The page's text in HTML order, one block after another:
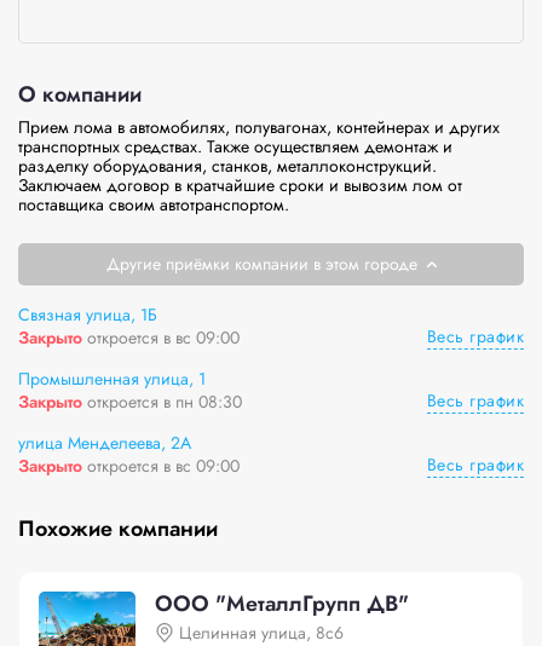
О компании
Прием лома в автомобилях, полувагонах, контейнерах и других
транспортных средствах. Также осуществляем демонтаж и
разделку оборудования, станков, металлоконструкций.
Заключаем договор в кратчайшие сроки и вывозим лом от
поставщика своим автотранспортом.
Другие приёмки компании в этом городе
Связная улица, 1Б
Закрыто откроется в вс 09:00
Весь график
Промышленная улица, 1
Закрыто откроется в пн 08:30
Весь график
улица Менделеева, 2А
Закрыто откроется в вс 09:00 Весь график
Похожие компании
ООО "МеталлГрупп ДВ"
Целинная улица, 8с6